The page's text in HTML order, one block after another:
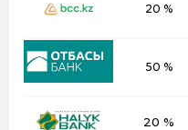
20 %
50 %
20 %